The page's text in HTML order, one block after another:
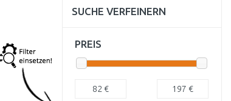
SUCHE VERFEINERN
PREIS
82 € 197 €